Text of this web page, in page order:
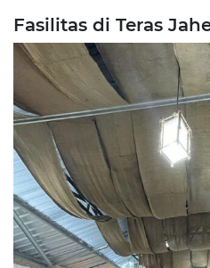
Fasilitas di Teras